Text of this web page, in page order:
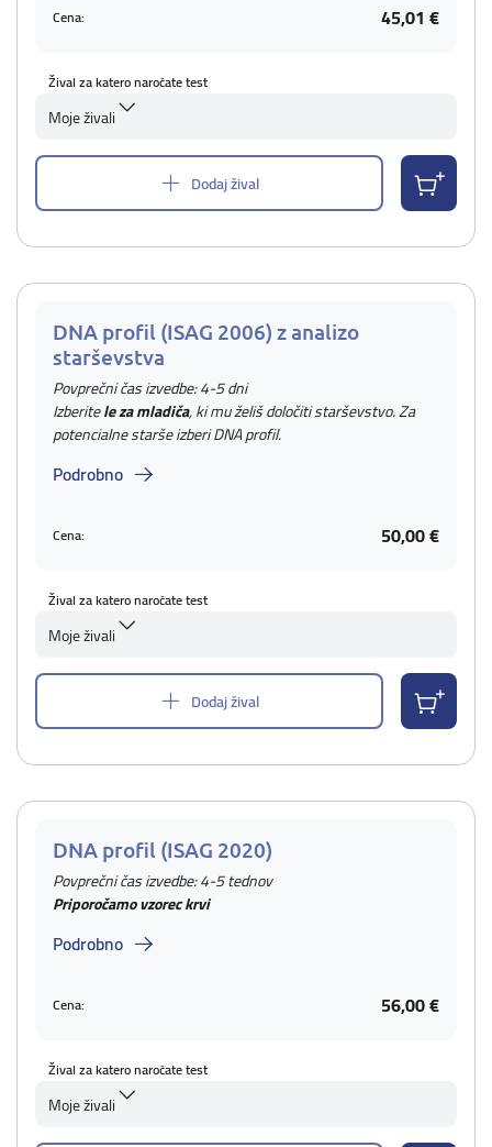
Cena: 45,01 €
Žival za katero naročate test
Moje živali
Dodaj žival
DNA profil (ISAG 2006) z analizo
starševstva
Povprečni čas izvedbe: 4-5 dni
Izberitele za mladiča, ki mu želiš določiti starševstvo. Za
potencialne starše izberi DNA profil.
Podrobno
Cena: 50,00 €
Žival za katero naročate test
Moje živali
Dodaj žival
DNA profil (ISAG 2020)
Povprečni čas izvedbe: 4-5 tednov
Priporočamo vzorec krvi
Podrobno
Cena: 56,00 €
Žival za katero naročate test
Moje živali